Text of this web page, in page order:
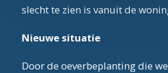
slecht te zien is vanuit de
Nieuwe situatie
Door de oeverbeplanting die